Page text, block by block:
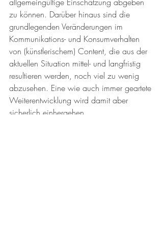
zu können. Darüber hinaus sind die
grundlegenden Veränderungen im
Kommunikations- und Konsumverhalten
von (künstlerischem) Content, die aus der
aktuellen Situation mittel- und langfristig
resultieren werden, noch viel zu wenig
abzusehen. Eine wie auch immer geartete
Weiterentwicklung wird damit aber
sicherlich einhergehen.